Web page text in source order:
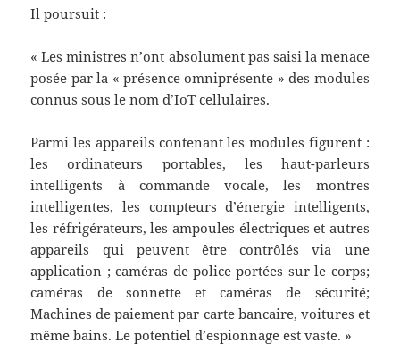
Il poursuit :
« Les ministres n’ont absolument pas saisi la menace
posée par la « présence omniprésente » des modules
connus sous le nom d’IoT cellulaires.
Parmi les appareils contenant les modules figurent :
les ordinateurs portables, les haut-parleurs
intelligents à commande vocale, les montres
intelligentes, les compteurs d’énergie intelligents,
les réfrigérateurs, les ampoules électriques et autres
appareils qui peuvent être contrôlés via une
application ; caméras de police portées sur le corps;
caméras de sonnette et caméras de sécurité;
Machines de paiement par carte bancaire, voitures et
même bains. Le potentiel d’espionnage est vaste. »